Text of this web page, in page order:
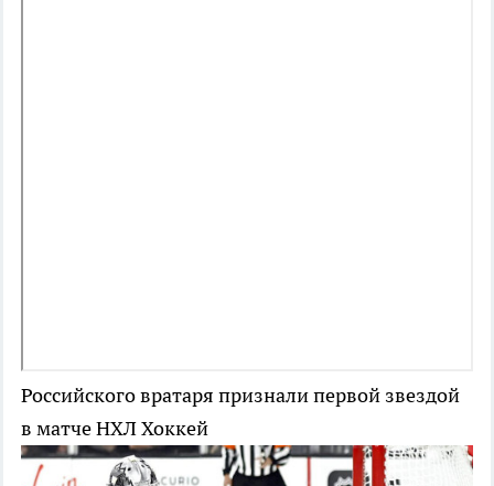
Российского вратаря признали первой звездой
в матче НХЛХоккей